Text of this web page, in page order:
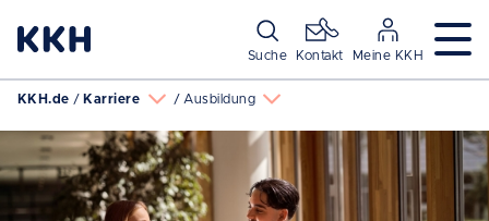
Suche Kontakt Meine KKH
KKH.de Karriere Ausbildung